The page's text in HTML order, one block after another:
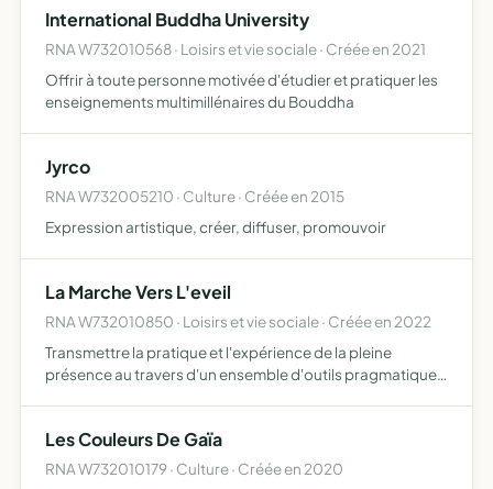
International Buddha University
RNA W732010568 · Loisirs et vie sociale · Créée en 2021
Offrir à toute personne motivée d'étudier et pratiquer les
enseignements multimillénaires du Bouddha
Jyrco
RNA W732005210 · Culture · Créée en 2015
Expression artistique, créer, diffuser, promouvoir
La Marche Vers L'eveil
RNA W732010850 · Loisirs et vie sociale · Créée en 2022
Transmettre la pratique et l'expérience de la pleine
présence au travers d'un ensemble d'outils pragmatiques
c…
Les Couleurs De Gaïa
RNA W732010179 · Culture · Créée en 2020